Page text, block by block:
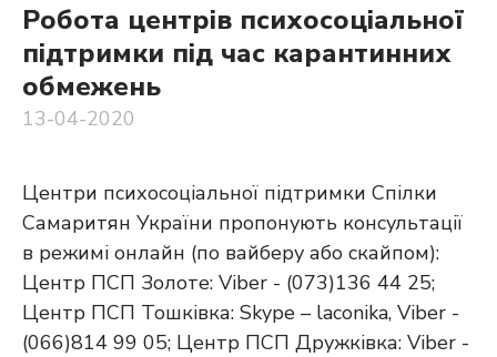
Робота центрів психосоціальної
підтримки під час карантинних
обмежень
13-04-2020
Центри психосоціальної підтримки Спілки
Самаритян України пропонують консультації
в режимі онлайн (по вайберу або скайпом):
Центр ПСП Золоте: Viber - (073)136 44 25;
Центр ПСП Тошківка: Skype – laconika, Viber -
(066)814 99 05; Центр ПСП Дружківка: Viber -